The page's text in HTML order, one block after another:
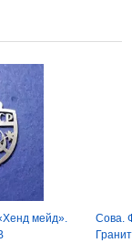
мейд».
Сова.